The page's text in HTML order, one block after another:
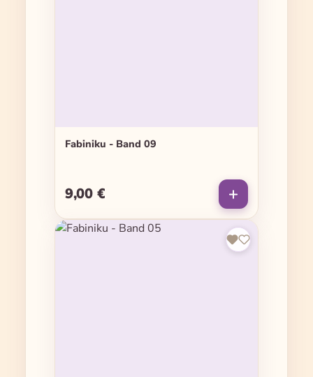
Fabiniku - Band 09
Regulärer Preis:
9,00 €